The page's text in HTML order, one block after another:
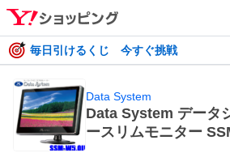
毎日引けるくじ 今すぐ挑戦
Data System
Data System データ
ースリムモニター